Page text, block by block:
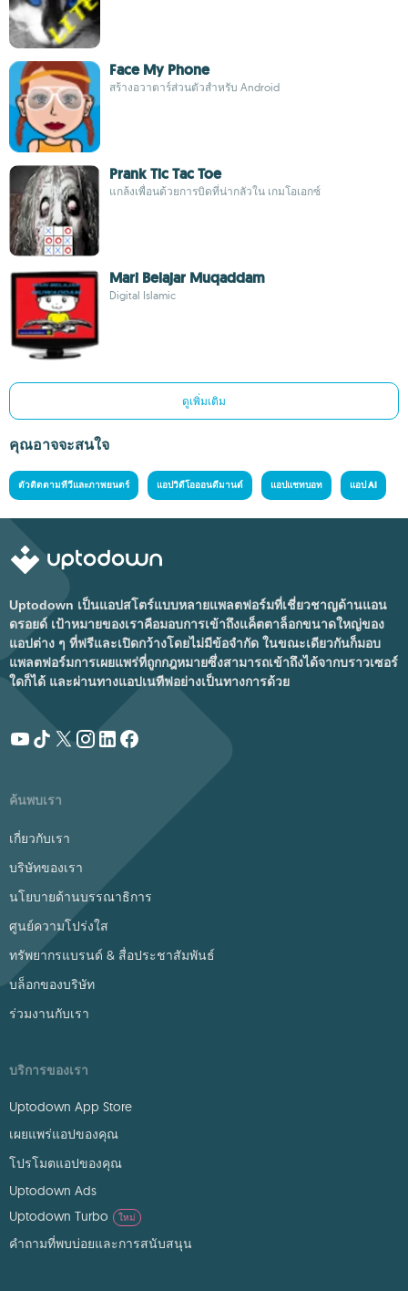
Face My Phone
สร้างอวาตาร์ส่วนตัวสำหรับ Android
Prank Tic Tac Toe
แกล้งเพื่อนด้วยการบิดที่น่ากลัวใน เกมโอเอกซ์
Mari Belajar Muqaddam
Digital Islamic
ดูเพิ่มเติม
คุณอาจจะสนใจ
ตัวติดตามทีวีและภาพยนตร์ แอปวิดีโอออนดีมานด์ แอปแชทบอท แอป AI
Uptodown เป็นแอปสโตร์แบบหลายแพลตฟอร์มที่เชี่ยวชาญด้านแอน
ดรอยด์ เป้าหมายของเราคือมอบการเข้าถึงแค็ตตาล็อกขนาดใหญ่ของ
แอปต่าง ๆ ที่ฟรีและเปิดกว้างโดยไม่มีข้อจำกัด ในขณะเดียวกันก็มอบ
แพลตฟอร์มการเผยแพร่ที่ถูกกฎหมายซึ่งสามารถเข้าถึงได้จากบราวเซอร์
ใดก็ได้ และผ่านทางแอปเนทีฟอย่างเป็นทางการด้วย
ค้นพบเรา
เกี่ยวกับเรา
บริษัทของเรา
นโยบายด้านบรรณาธิการ
ศูนย์ความโปร่งใส
ทรัพยากรแบรนด์ & สื่อประชาสัมพันธ์
บล็อกของบริษัท
ร่วมงานกับเรา
บริการของเรา
Uptodown App Store
เผยแพร่แอปของคุณ
โปรโมตแอปของคุณ
Uptodown Ads
Uptodown Turbo
ใหม่
คำถามที่พบบ่อยและการสนับสนุน